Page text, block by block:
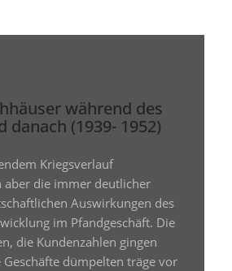
während des
danach (1939- 1952)
Kriegsverlauf
aber die immer deutlicher
Auswirkungen des
im Pfandgeschäft. Die
die Kundenzahlen gingen
dümpelten träge vor